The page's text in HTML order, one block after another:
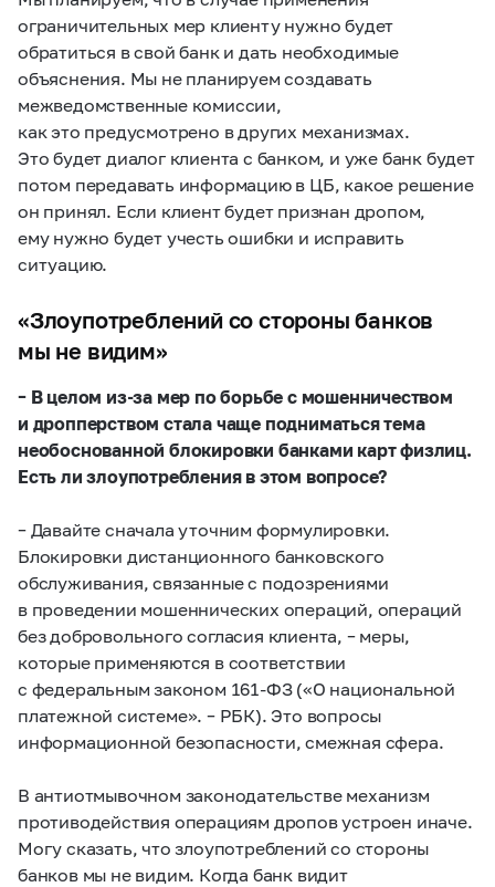
ограничительных мер клиенту нужно будет
обратиться в свой банк и дать необходимые
объяснения. Мы не планируем создавать
межведомственные комиссии,
как это предусмотрено в других механизмах.
Это будет диалог клиента с банком, и уже банк будет
потом передавать информацию в ЦБ, какое решение
он принял. Если клиент будет признан дропом,
ему нужно будет учесть ошибки и исправить
ситуацию.
«Злоупотреблений со стороны банков
мы не видим»
– В целом из-за мер по борьбе с мошенничеством
и дропперством стала чаще подниматься тема
необоснованной блокировки банками карт физлиц.
Есть ли злоупотребления в этом вопросе?
– Давайте сначала уточним формулировки.
Блокировки дистанционного банковского
обслуживания, связанные с подозрениями
в проведении мошеннических операций, операций
без добровольного согласия клиента, – меры,
которые применяются в соответствии
с федеральным законом 161-ФЗ («О национальной
платежной системе». – РБК). Это вопросы
информационной безопасности, смежная сфера.
В антиотмывочном законодательстве механизм
противодействия операциям дропов устроен иначе.
Могу сказать, что злоупотреблений со стороны
банков мы не видим. Когда банк видит